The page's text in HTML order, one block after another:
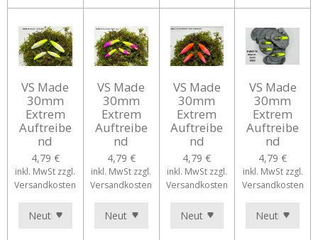
VS Made
30mm
Extrem
Auftreibe
nd
4,79 €
inkl. MwSt zzgl.
Versandkosten
VS Made
30mm
Extrem
Auftreibe
nd
4,79 €
inkl. MwSt zzgl.
Versandkosten
VS Made
30mm
Extrem
Auftreibe
nd
4,79 €
inkl. MwSt zzgl.
Versandkosten
VS Made
30mm
Extrem
Auftreibe
nd
4,79 €
inkl. MwSt zzgl.
Versandkosten